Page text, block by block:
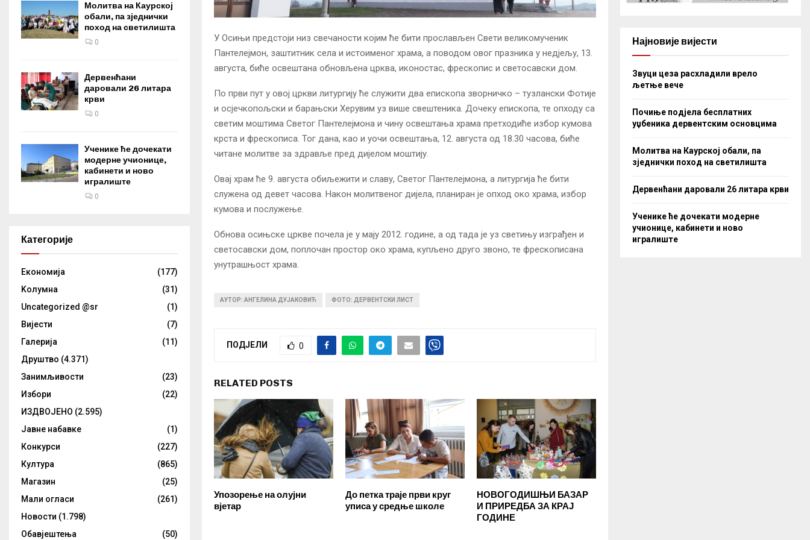
У Осињи предстоји низ свечаности којим ће бити прослављен Свети великомученик
Пантелејмон, заштитник села и истоименог храма, а поводом овог празника у недјељу, 13.
августа, биће освештана обновљена црква, иконостас, фрескопис и светосавски дом.
По први пут у овој цркви литургију ће служити два епископа зворничко – тузлански Фотије
и осјечкопољски и барањски Херувим уз више свештеника. Дочеку епископа, те опходу са
светим моштима Светог Пантелејмона и чину освештања храма претходиће избор кумова
крста и фрескописа. Тог дана, као и уочи освештања, 12. августа од 18.30 часова, биће
читане молитве за здравље пред дијелом моштију.
Овај храм ће 9. августа обиљежити и славу, Светог Пантелејмона, а литургија ће бити
служена од девет часова. Након молитвеног дијела, планиран је опход око храма, избор
кумова и послужење.
Обнова осињске цркве почела је у мају 2012. године, а од тада је уз светињу изграђен и
светосавски дом, поплочан простор око храма, купљено друго звоно, те фрескописана
унутрашњост храма.
АУТОР: АНГЕЛИНА ДУЈАКОВИЋ ФОТО: ДЕРВЕНТСКИ ЛИСТ
ПОДЈЕЛИ 0
RELATED POSTS
Упозорење на олујни
вјетар
До петка траје први круг
уписа у средње школе
НОВОГОДИШЊИ БАЗАР
И ПРИРЕДБА ЗА КРАЈ
ГОДИНЕ
Молитва на Каурској
обали, па зједнички
поход на светилишта
0
Дервенћани
даровали 26 литара
крви
0
Ученике ће дочекати
модерне учионице,
кабинети и ново
игралиште
0
Категорије
Eкономија
(177)
Kолумнa
(31)
Uncategorized @sr
(1)
Вијести
(7)
Галерија
(11)
Друштво (4.371)
Занимљивости
(23)
Избори
(22)
ИЗДВОЈЕНО (2.595)
Јавне набавке
(1)
Конкурси
(227)
Култура
(865)
Магазин
(25)
Мали огласи
(261)
Новости (1.798)
Обавјештења
(50)
Најновије вијести
Звуци цеза расхладили врело
љетње вече
Почиње подјела бесплатних
уџбеника дервентским основцима
Молитва на Каурској обали, па
зједнички поход на светилишта
Дервенћани даровали 26 литара крви
Ученике ће дочекати модерне
учионице, кабинети и ново
игралиште